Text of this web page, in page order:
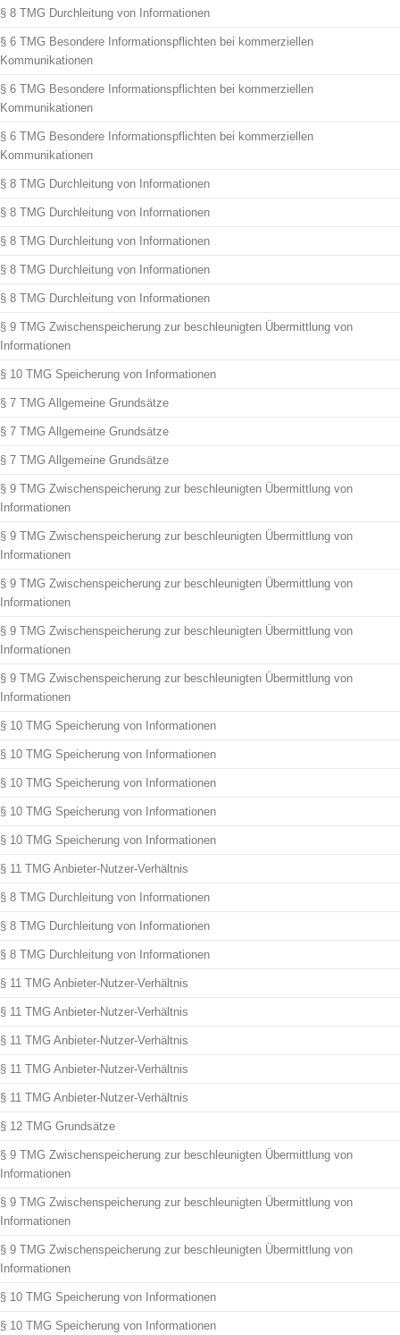
§ 8 TMG Durchleitung von Informationen
§ 6 TMG Besondere Informationspflichten bei kommerziellen
Kommunikationen
§ 6 TMG Besondere Informationspflichten bei kommerziellen
Kommunikationen
§ 6 TMG Besondere Informationspflichten bei kommerziellen
Kommunikationen
§ 8 TMG Durchleitung von Informationen
§ 8 TMG Durchleitung von Informationen
§ 8 TMG Durchleitung von Informationen
§ 8 TMG Durchleitung von Informationen
§ 8 TMG Durchleitung von Informationen
§ 9 TMG Zwischenspeicherung zur beschleunigten Übermittlung von
Informationen
§ 10 TMG Speicherung von Informationen
§ 7 TMG Allgemeine Grundsätze
§ 7 TMG Allgemeine Grundsätze
§ 7 TMG Allgemeine Grundsätze
§ 9 TMG Zwischenspeicherung zur beschleunigten Übermittlung von
Informationen
§ 9 TMG Zwischenspeicherung zur beschleunigten Übermittlung von
Informationen
§ 9 TMG Zwischenspeicherung zur beschleunigten Übermittlung von
Informationen
§ 9 TMG Zwischenspeicherung zur beschleunigten Übermittlung von
Informationen
§ 9 TMG Zwischenspeicherung zur beschleunigten Übermittlung von
Informationen
§ 10 TMG Speicherung von Informationen
§ 10 TMG Speicherung von Informationen
§ 10 TMG Speicherung von Informationen
§ 10 TMG Speicherung von Informationen
§ 10 TMG Speicherung von Informationen
§ 11 TMG Anbieter-Nutzer-Verhältnis
§ 8 TMG Durchleitung von Informationen
§ 8 TMG Durchleitung von Informationen
§ 8 TMG Durchleitung von Informationen
§ 11 TMG Anbieter-Nutzer-Verhältnis
§ 11 TMG Anbieter-Nutzer-Verhältnis
§ 11 TMG Anbieter-Nutzer-Verhältnis
§ 11 TMG Anbieter-Nutzer-Verhältnis
§ 11 TMG Anbieter-Nutzer-Verhältnis
§ 12 TMG Grundsätze
§ 9 TMG Zwischenspeicherung zur beschleunigten Übermittlung von
Informationen
§ 9 TMG Zwischenspeicherung zur beschleunigten Übermittlung von
Informationen
§ 9 TMG Zwischenspeicherung zur beschleunigten Übermittlung von
Informationen
§ 10 TMG Speicherung von Informationen
§ 10 TMG Speicherung von Informationen